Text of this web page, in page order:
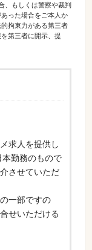
、もしくは警察や裁判
った場合をご本人か
拘束力がある第三者
第三者に開示、提
求人を提供し
本勤務のもので
させていただ
一部ですの
せいただける